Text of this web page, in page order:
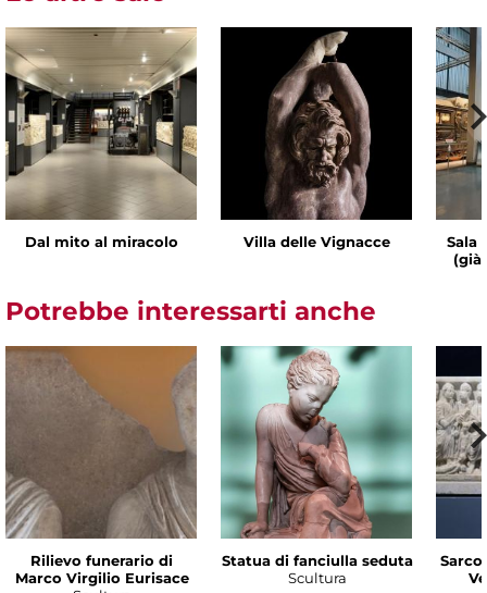
Dal mito al miracolo Villa delle Vignacce
Sala
(già
Potrebbe interessarti anche
Rilievo funerario di
Marco Virgilio Eurisace
Statua di fanciulla seduta
Scultura